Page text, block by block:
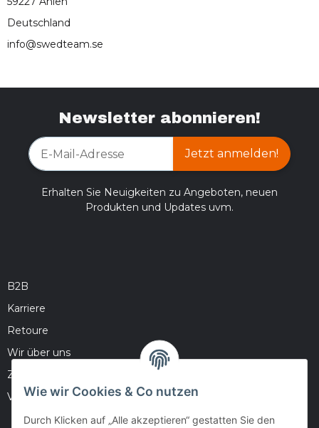
Deutschland
info@swedteam.se
Newsletter abonnieren!
Jetzt anmelden!
Erhalten Sie Neuigkeiten zu Angeboten, neuen
Produkten und Updates uvm.
B2B
Karriere
Retoure
Wir über uns
Zahlungsmöglichkeiten
Versandinformationen
Wie wir Cookies & Co nutzen
Durch Klicken auf „Alle akzeptieren“ gestatten Sie den